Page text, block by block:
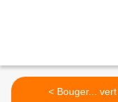
< Bouger... vert